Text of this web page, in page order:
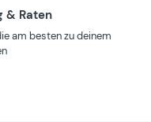
& Raten
am besten zu deinem